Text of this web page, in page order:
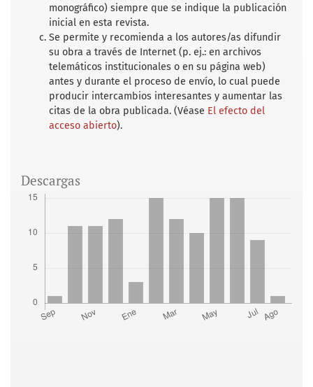
monográfico) siempre que se indique la publicación
inicial en esta revista.
Se permite y recomienda a los autores/as difundir
su obra a través de Internet (p. ej.: en archivos
telemáticos institucionales o en su página web)
antes y durante el proceso de envío, lo cual puede
producir intercambios interesantes y aumentar las
citas de la obra publicada. (Véase El efecto del
acceso abierto).
Descargas